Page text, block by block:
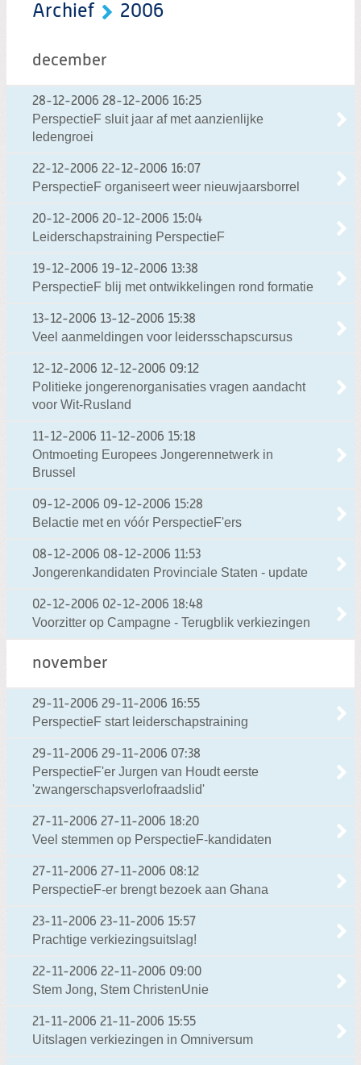
Archief 2006
december
28-12-2006 28-12-2006 16:25
PerspectieF sluit jaar af met aanzienlijke
ledengroei
22-12-2006 22-12-2006 16:07
PerspectieF organiseert weer nieuwjaarsborrel
20-12-2006 20-12-2006 15:04
Leiderschapstraining PerspectieF
19-12-2006 19-12-2006 13:38
PerspectieF blij met ontwikkelingen rond formatie
13-12-2006 13-12-2006 15:38
Veel aanmeldingen voor leidersschapscursus
12-12-2006 12-12-2006 09:12
Politieke jongerenorganisaties vragen aandacht
voor Wit-Rusland
11-12-2006 11-12-2006 15:18
Ontmoeting Europees Jongerennetwerk in
Brussel
09-12-2006 09-12-2006 15:28
Belactie met en vóór PerspectieF'ers
08-12-2006 08-12-2006 11:53
Jongerenkandidaten Provinciale Staten - update
02-12-2006 02-12-2006 18:48
Voorzitter op Campagne - Terugblik verkiezingen
november
29-11-2006 29-11-2006 16:55
PerspectieF start leiderschapstraining
29-11-2006 29-11-2006 07:38
PerspectieF'er Jurgen van Houdt eerste
'zwangerschapsverlofraadslid'
27-11-2006 27-11-2006 18:20
Veel stemmen op PerspectieF-kandidaten
27-11-2006 27-11-2006 08:12
PerspectieF-er brengt bezoek aan Ghana
23-11-2006 23-11-2006 15:57
Prachtige verkiezingsuitslag!
22-11-2006 22-11-2006 09:00
Stem Jong, Stem ChristenUnie
21-11-2006 21-11-2006 15:55
Uitslagen verkiezingen in Omniversum